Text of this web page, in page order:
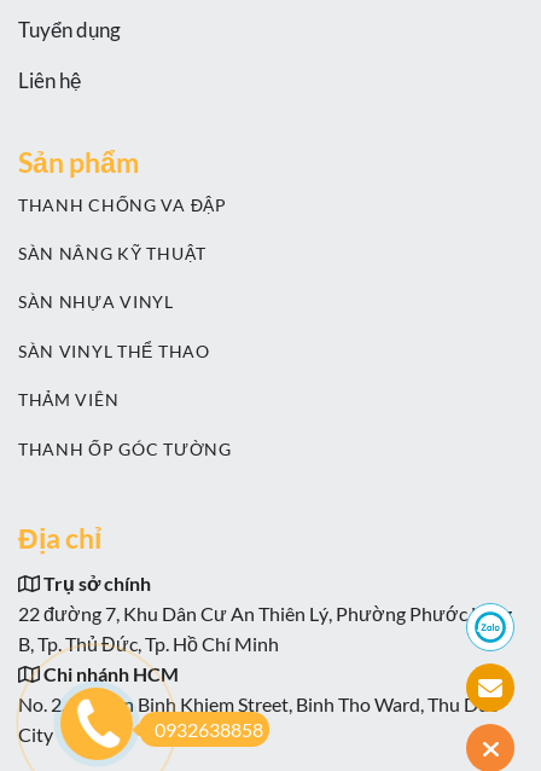
Tuyển dụng
Liên hệ
Sản phẩm
THANH CHỐNG VA ĐẬP
SÀN NÂNG KỸ THUẬT
SÀN NHỰA VINYL
SÀN VINYL THỂ THAO
THẢM VIÊN
THANH ỐP GÓC TƯỜNG
Địa chỉ
Trụ sở chính
22 đường 7, Khu Dân Cư An Thiên Lý, Phường Phước Long
B, Tp. Thủ Đức, Tp. Hồ Chí Minh
Chi nhánh HCM
No. 2, Nguyen Binh Khiem Street, Binh Tho Ward, Thu Duc
City
0932638858